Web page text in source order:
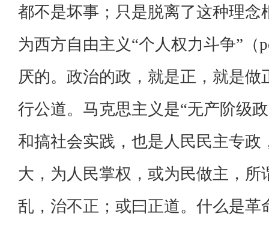
都不是坏事；只是脱离了这种理
为西方自由主义“个人权力斗争”（
厌的。政治的政，就是正，就是
行公道。马克思主义是“无产阶级
和搞社会实践，也是人民民主专政
大，为人民掌权，或为民做主，所
乱，治不正；或曰正道。什么是